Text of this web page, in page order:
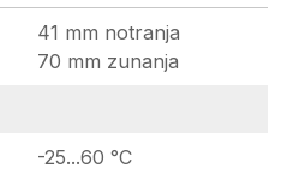
41 mm notranja
70 mm zunanja
-25...60 °C